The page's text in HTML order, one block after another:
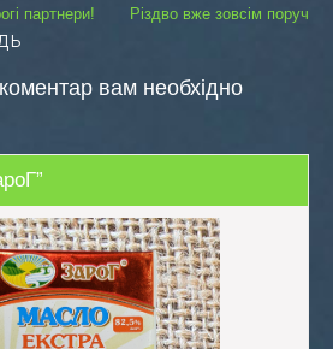
партнери! Різдво вже зовсім поруч
вам необхідно